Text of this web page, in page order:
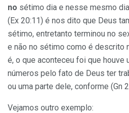
no sétimo dia e nesse mesmo
(Ex 20:11) é nos dito que Deus
sétimo, entretanto terminou no
e não no sétimo como é descrito
é, o que aconteceu foi que houve
números pelo fato de Deus ter
ou uma parte dele, conforme (Gn
Vejamos outro exemplo: